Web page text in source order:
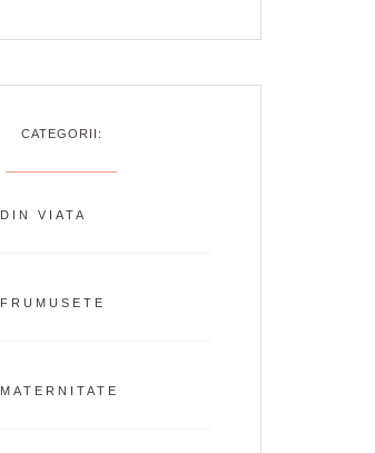
CATEGORII:
DIN VIATA
FRUMUSETE
MATERNITATE